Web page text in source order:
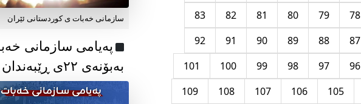
78
79
80
81
82
83
87
88
89
90
91
92
96
97
98
99
100
101
105
106
107
108
109
سازمانی خەبات ی کوردستانی ئێران
پەیامی سازمانی
بەبۆنەی ۲۲ی ڕێبەندان